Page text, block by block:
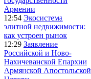
Армении
12:54 Экосистема
элитной недвижимости:
как устроен рынок
12:29 Заявление
Российской и Ново-
Нахичеванской Епархии
Армянской Апостольской